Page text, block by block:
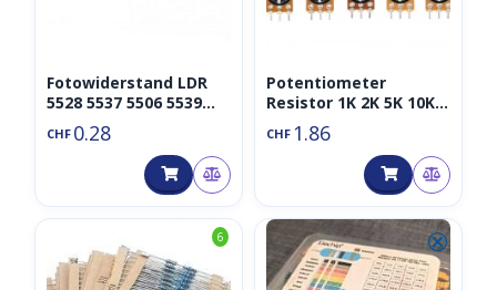
Fotowiderstand LDR
5528 5537 5506 5539
5508 5516
CHF 0.28
Potentiometer
Resistor 1K 2K 5K 10K
20K 50K 100K 500K Ohm
3 Pin Linear Taper
CHF 1.86
6 ⮿